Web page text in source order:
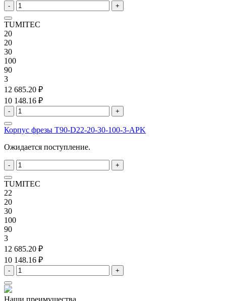
- +
TUMITEC
20
20
30
100
90
3
12 685.20 ₽
10 148.16 ₽
- +
Корпус фрезы T90-D22-20-30-100-3-APK
Ожидается поступление.
- +
TUMITEC
22
20
30
100
90
3
12 685.20 ₽
10 148.16 ₽
- +